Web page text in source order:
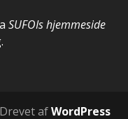
SUFOIs hjemmeside
afWordPress